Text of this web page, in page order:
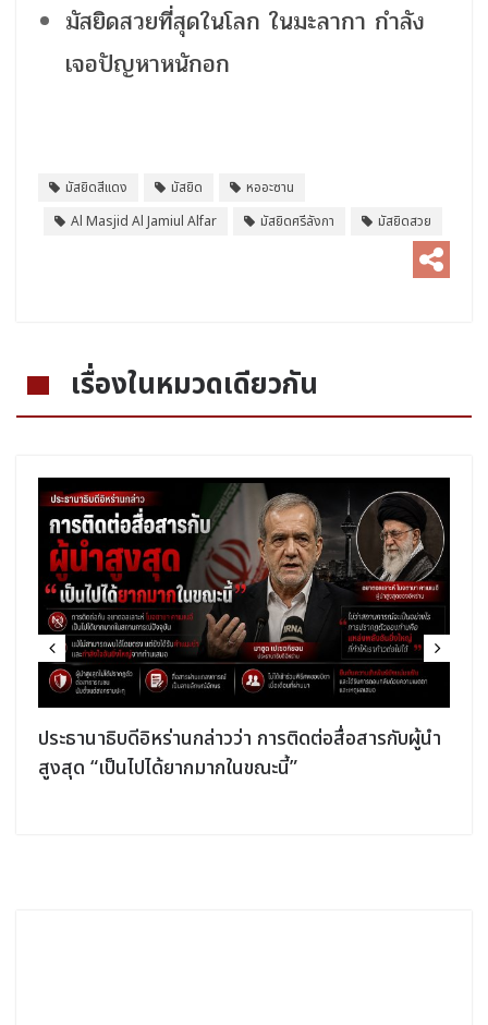
มัสยิดสวยที่สุดในโลก ในมะลากา กำลัง
เจอปัญหาหนักอก
มัสยิดสีแดง มัสยิด
หออะซาน
Al Masjid Al Jamiul Alfar
มัสยิดศรีลังกา มัสยิดสวย
เรื่องในหมวดเดียวกัน
ประธานาธิบดีอิหร่านกล่าวว่า การติดต่อสื่อสารกับผู้นำ
สูงสุด “เป็นไปได้ยากมากในขณะนี้”